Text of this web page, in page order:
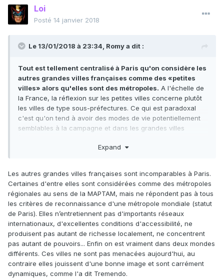
Loi
Posté 14 janvier 2018
Le 13/01/2018 à 23:34, Romya dit :
Tout est tellement centralisé à Paris qu'on considère les
autres grandes villes françaises comme des «petites
villes» alors qu'elles sont des métropoles. A l'échelle de
la France, la réflexion sur les petites villes concerne plutôt
les villes de type sous-préfectures. Ce qui est paradoxal
c'est qu'on tend à avoir des modes de vie potentiellement
semblables à la campagne et dans les grandes villes
les commerces de ces petites villes en souffrent, rendant la
métropoles régionales ou n'ayant pas d'attrait touristique.
Expand
Les autres grandes villes françaises sont incomparables à Paris.
Certaines d'entre elles sont considérées comme des métropoles
régionales au sens de la MAPTAM, mais ne répondent pas à tous
les critères de reconnaissance d'une métropole mondiale (statut
de Paris). Elles n’entretiennent pas d'importants réseaux
internationaux, d'excellentes conditions d'accessibilité, ne
produisent pas autant de richesse localement, ne concentrent
pas autant de pouvoirs... Enfin on est vraiment dans deux mondes
différents. Ces villes ne sont pas menacées aujourd'hui, au
contraire elles jouissent d'une bonne image et sont carrément
dynamiques, comme l'a dit Tremendo.